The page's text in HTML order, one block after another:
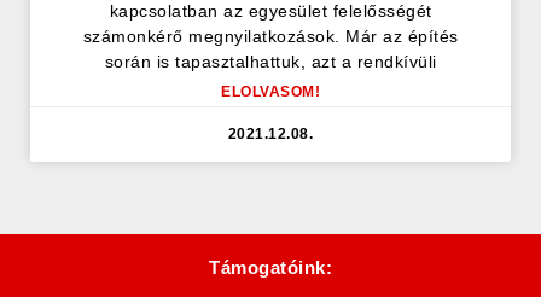
kapcsolatban az egyesület felelősségét
számonkérő megnyilatkozások. Már az építés
során is tapasztalhattuk, azt a rendkívüli
ELOLVASOM!
2021.12.08.
Támogatóink: